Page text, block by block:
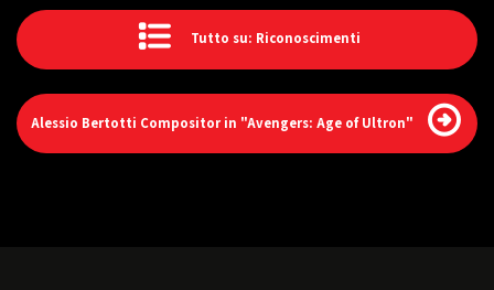
Tutto su: Riconoscimenti
Alessio Bertotti Compositor in "Avengers: Age of Ultron"